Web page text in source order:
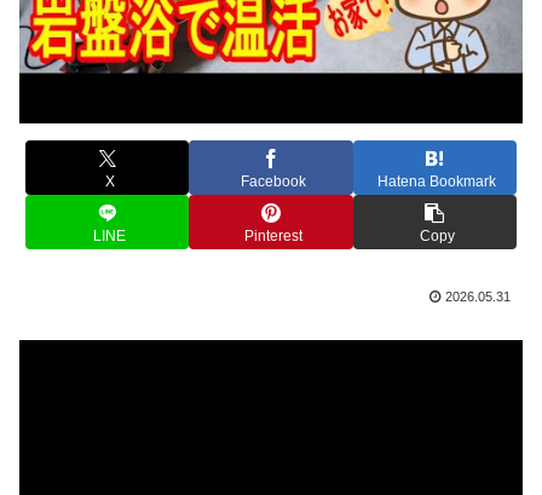
X Facebook Hatena Bookmark
LINE Pinterest Copy
2026.05.31